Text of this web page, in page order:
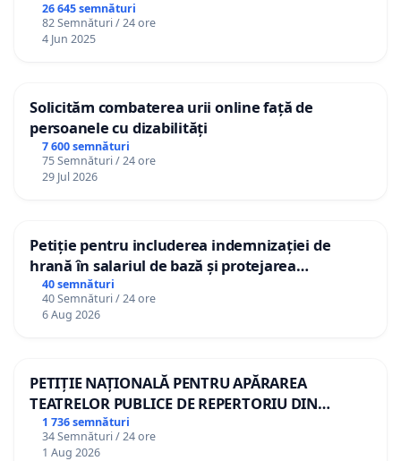
26 645 semnături
82 Semnături / 24 ore
4 Jun 2025
Solicităm combaterea urii online față de
persoanele cu dizabilități
7 600 semnături
75 Semnături / 24 ore
29 Jul 2026
Petiție pentru includerea indemnizației de
hrană în salariul de bază și protejarea
gradațiilor de vechime pentru asistenții
personali
40 semnături
40 Semnături / 24 ore
6 Aug 2026
PETIȚIE NAȚIONALĂ PENTRU APĂRAREA
TEATRELOR PUBLICE DE REPERTORIU DIN
ROMÂNIA
1 736 semnături
34 Semnături / 24 ore
1 Aug 2026